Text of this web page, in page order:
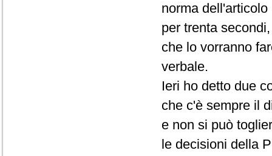
norma
per trenta
che lo vorranno
verbale.
Ieri ho detto due
che c'è sempre il
e non si può
le decisioni della